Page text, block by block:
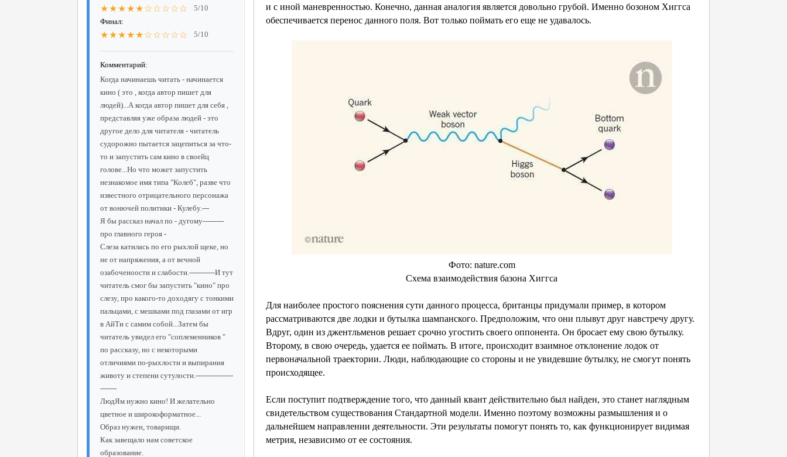
★★★★★☆☆☆☆☆
5/10
Финал:
★★★★★☆☆☆☆☆ 5/10
Комментарий:
Когда начинаешь читать - начинается
кино ( это , когда автор пишет для
людей)...А когда автор пишет для себя ,
представляя уже образа людей - это
другое дело для читателя - читатель
судорожно пытается зацепиться за что-
то и запустить сам кино в своейц
голове...Но что может запустить
незнакомое имя типа "Колеб", разве что
известного отрицательного персонажа
от вонючей политики - Кулебу.---
Я бы рассказ начал по - дугому---------
про главного героя -
Слеза катилась по его рыхлой щеке, но
не от напряжения, а от вечной
озабоченоости и слабости.-----------И тут
читатель смог бы запустить "кино" про
слезу, про какого-то доходягу с тонкими
пальцами, с мешками под глазами от игр
в АйТи с самим собой...Затем бы
читатель увидел его "соплеменников "
по рассказу, но с некоторыми
отличиями по-рыхлости и выпирания
животу и степени сутулости.----------------
-------
ЛюдЯм нужно кино! И желательно
цветное и широкоформатное...
Образ нужен, товарищи.
Как завещало нам советское
образование.
и с иной маневренностью. Конечно, данная аналогия является довольно грубой. Именно бозоном Хиггса
обеспечивается перенос данного поля. Вот только поймать его еще не удавалось.
Фото: nature.com
Схема взаимодействия базона Хиггса
Для наиболее простого пояснения сути данного процесса, британцы придумали пример, в котором
рассматриваются две лодки и бутылка шампанского. Предположим, что они плывут друг навстречу другу.
Вдруг, один из джентльменов решает срочно угостить своего оппонента. Он бросает ему свою бутылку.
Второму, в свою очередь, удается ее поймать. В итоге, происходит взаимное отклонение лодок от
первоначальной траектории. Люди, наблюдающие со стороны и не увидевшие бутылку, не смогут понять
происходящее.
Если поступит подтверждение того, что данный квант действительно был найден, это станет наглядным
свидетельством существования Стандартной модели. Именно поэтому возможны размышления и о
дальнейшем направлении деятельности. Эти результаты помогут понять то, как функционирует видимая
метрия, независимо от ее состояния.